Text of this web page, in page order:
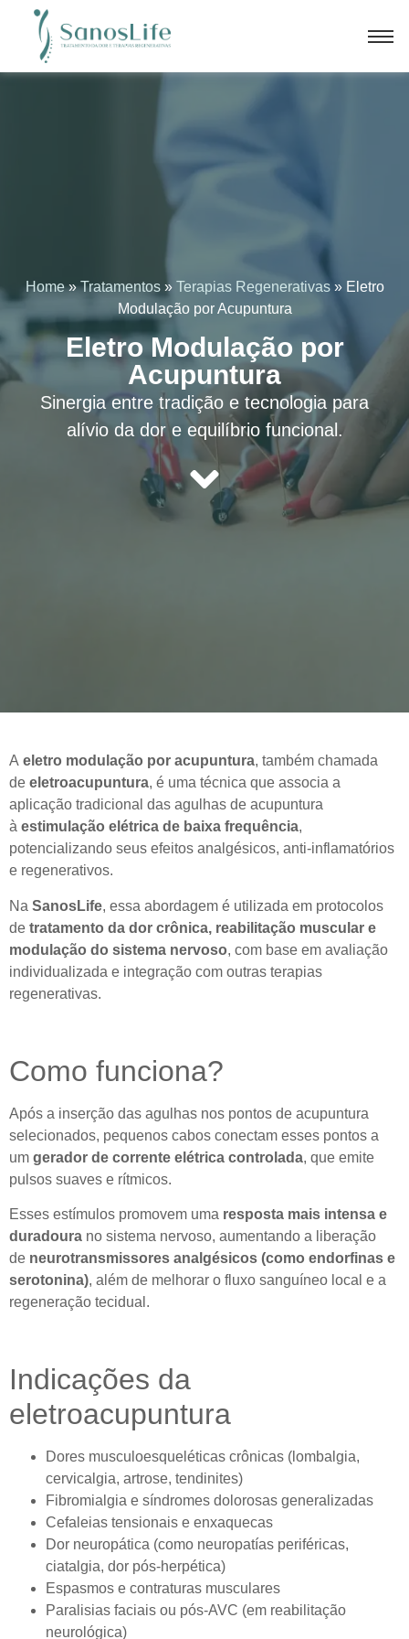
Home»Tratamentos» Terapias Regenerativas» Eletro
Modulação por Acupuntura
Eletro Modulação por
Acupuntura
Sinergia entre tradição e tecnologia para
alívio da dor e equilíbrio funcional.
A eletro modulação por acupuntura, também chamada
de eletroacupuntura, é uma técnica que associa a
aplicação tradicional das agulhas de acupuntura
à estimulação elétrica de baixa frequência,
potencializando seus efeitos analgésicos, anti-inflamatórios
e regenerativos.
Na SanosLife, essa abordagem é utilizada em protocolos
de tratamento da dor crônica, reabilitação muscular e
modulação do sistema nervoso, com base em avaliação
individualizada e integração com outras terapias
regenerativas.
Como funciona?
Após a inserção das agulhas nos pontos de acupuntura
selecionados, pequenos cabos conectam esses pontos a
um gerador de corrente elétrica controlada, que emite
pulsos suaves e rítmicos.
Esses estímulos promovem uma resposta mais intensa e
duradoura no sistema nervoso, aumentando a liberação
de neurotransmissores analgésicos (como endorfinas e
serotonina), além de melhorar o fluxo sanguíneo local e a
regeneração tecidual.
Indicações da
eletroacupuntura
Dores musculoesqueléticas crônicas (lombalgia,
cervicalgia, artrose, tendinites)
Fibromialgia e síndromes dolorosas generalizadas
Cefaleias tensionais e enxaquecas
Dor neuropática (como neuropatías periféricas,
ciatalgia, dor pós-herpética)
Espasmos e contraturas musculares
Paralisias faciais ou pós-AVC (em reabilitação
neurológica)